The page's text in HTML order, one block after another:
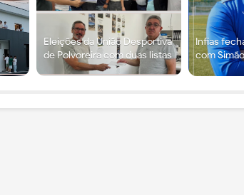
Eleições da União Desportiva
de Polvoreira com duas listas
Infias
com